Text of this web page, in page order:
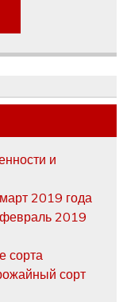
и
2019 года
2019
сорта
сорт